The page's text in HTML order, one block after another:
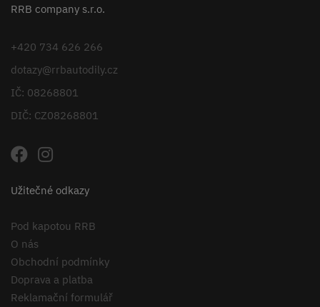
RRB company s.r.o.
+420 734 626 266
dotazy@rrbautodily.cz
IČ: 08268801
DIČ: CZ08268801
Užitečné odkazy
Pod kapotou RRB
O nás
Obchodní podmínky
Doprava a platba
Reklamační formulář